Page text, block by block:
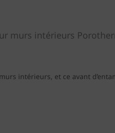
murs intérieurs
intérieurs, et ce avant